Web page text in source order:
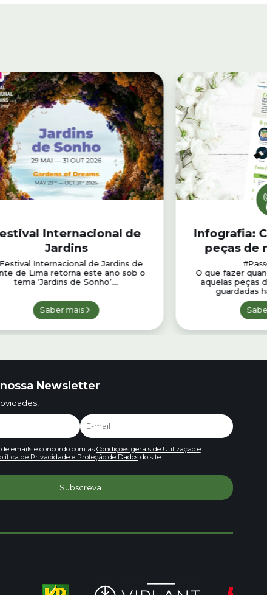
Internacional de
Jardins
Internacional de Jardins de
de Lima retorna este ano sob o
tema ‘Jardins de Sonho’....
Saber mais
Infografia:
peças de
O que fazer
aquelas peças
guardadas
Newsletter
emails e concordo com as Condições gerais de Utilização e
de Privacidade e Proteção de Dadosdo site.